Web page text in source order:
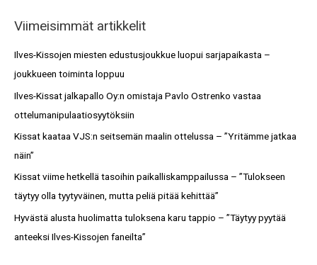
r
c
h
Viimeisimmät artikkelit
Ilves-Kissojen miesten edustusjoukkue luopui sarjapaikasta –
joukkueen toiminta loppuu
Ilves-Kissat jalkapallo Oy:n omistaja Pavlo Ostrenko vastaa
ottelumanipulaatiosyytöksiin
Kissat kaataa VJS:n seitsemän maalin ottelussa – ”Yritämme jatkaa
näin”
Kissat viime hetkellä tasoihin paikalliskamppailussa – ”Tulokseen
täytyy olla tyytyväinen, mutta peliä pitää kehittää”
Hyvästä alusta huolimatta tuloksena karu tappio – ”Täytyy pyytää
anteeksi Ilves-Kissojen faneilta”
i
t
o
t